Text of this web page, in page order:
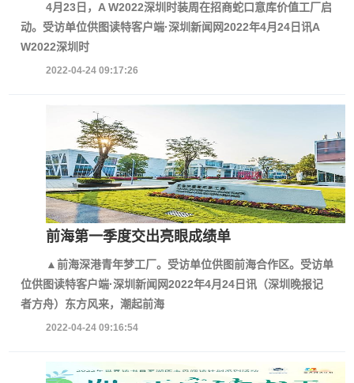
4月23日，A W2022深圳时装周在招商蛇口意库价值工厂启
动。受访单位供图读特客户端·深圳新闻网2022年4月24日讯A
W2022深圳时
2022-04-24 09:17:26
前海第一季度交出亮眼成绩单
▲前海深港青年梦工厂。受访单位供图前海合作区。受访单
位供图读特客户端·深圳新闻网2022年4月24日讯（深圳晚报记
者方舟）东方风来，潮起前海
2022-04-24 09:16:54